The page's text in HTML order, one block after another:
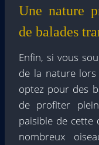
Une nature
de balades
Enfin, si vous
de la nature lors
optez pour des
de profiter
paisible de cette
nombreux